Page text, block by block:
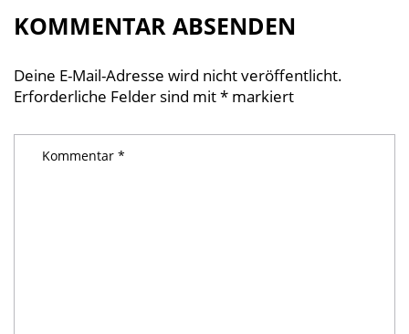
KOMMENTAR ABSENDEN
Deine E-Mail-Adresse wird nicht veröffentlicht.
Erforderliche Felder sind mit* markiert